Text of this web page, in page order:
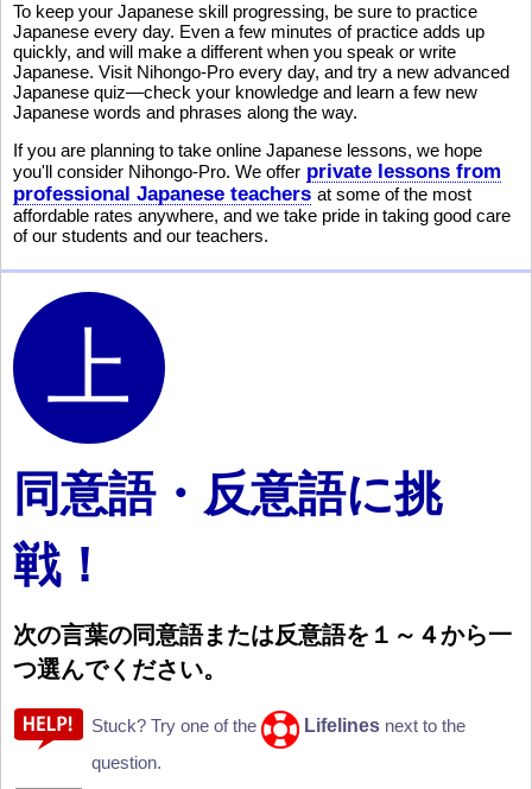
To keep your Japanese skill progressing, be sure to practice
Japanese every day. Even a few minutes of practice adds up
quickly, and will make a different when you speak or write
Japanese. Visit Nihongo-Pro every day, and try a new advanced
Japanese quiz—check your knowledge and learn a few new
Japanese words and phrases along the way.
If you are planning to take online Japanese lessons, we hope
you'll consider Nihongo-Pro. We offer private lessons from
professional Japanese teachers at some of the most
affordable rates anywhere, and we take pride in taking good care
of our students and our teachers.
同意語・反意語に挑
戦！
次の言葉の同意語または反意語を １ ～ ４から一
つ選んでください。
Stuck? Try one of the Lifelines next to the
question.